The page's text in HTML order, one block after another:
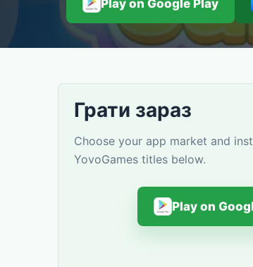
Play on Google Play
Грати зараз
Choose your app market and
YovoGames titles below.
Play on